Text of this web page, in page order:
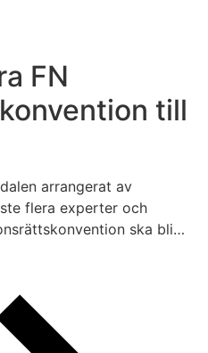
FN
till
arrangerat av
flera experter och
ska bli…